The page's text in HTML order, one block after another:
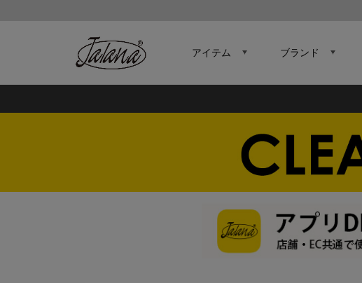
アイテム ブランド